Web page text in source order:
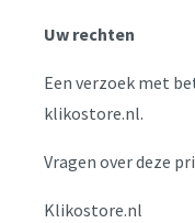
Uw rechten
Een verzoek met
klikostore.nl.
Vragen over deze
Klikostore.nl